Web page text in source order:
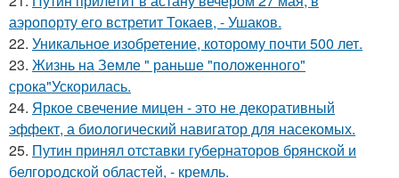
аэропорту его встретит Токаев, - Ушаков.
22. Уникальное изобретение, которому почти 500 лет.
23. Жизнь на Земле " раньше "положенного"
срока"Ускорилась.
24. Яркое свечение мицен - это не декоративный
эффект, а биологический навигатор для насекомых.
25. Путин принял отставки губернаторов брянской и
белгородской областей, - кремль.